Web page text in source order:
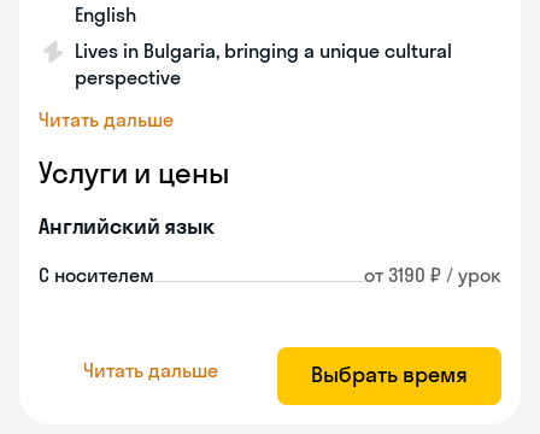
English
Lives in Bulgaria, bringing a unique cultural
perspective
Читать дальше
Услуги и цены
Английский язык
С носителем от 3190 ₽ / урок
Читать дальше Выбрать время